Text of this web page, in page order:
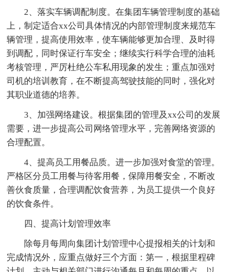
2、落实车辆调配制度。在集团车辆管理制度的基础
上，制定适合xx公司具体情况的内部管理制度来规范车
辆管理，提高使用效率，使车辆能够更加合理、及时得
到调配，同时保证行车安全；继续实行科学合理的油耗
考核管理，严厉杜绝公车私用现象的发生；重点加强对
司机的培训教育，在不断提高驾驶技能的同时，强化对
其职业道德的培养。
3、加强网络建设。根据集团的管理及xx公司的发展
需要，进一步提高公司网络管理水平，完善网络资源的
合理配置。
4、提高员工用餐品质。进一步加强对食堂的管理。
严格区分员工用餐与待客用餐，保障用餐安全，不断改
善伙食质量，合理调配饮食营养，为员工提供一个良好
的饮食条件。
四、提高计划管理效率
除每月每周向集团计划管理中心提报相关的计划和
完成情况外，应重点做好三个方面：第一，根据里程碑